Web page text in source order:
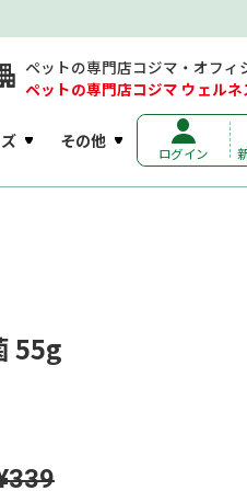
ペットの専門店コジマ・オフィ
ペットの専門店コジマ ウェル
その他
ログイン
55g